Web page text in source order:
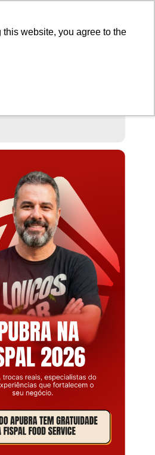
website, you agree to the
SEJA UM ASSOCIADO